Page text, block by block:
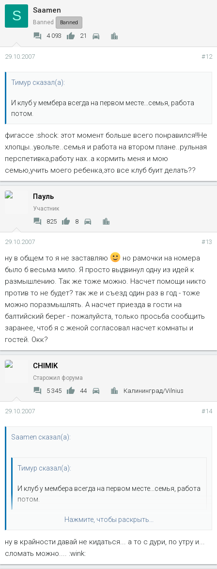
S Saamen
Banned Banned
4 093 21
29.10.2007 #12
Тимур сказал(а):
И клуб у мембера всегда на первом месте...семья, работа
потом.
фигассе :shock: этот момент больше всего понравился!!Не
хлопцы..увольте..семья и работа на втором плане..рульная
перспетивка,работу нах..а кормить меня и мою
семью,учить моего ребенка,это все клуб буит делать??
Пауль
Участник
825 8
29.10.2007 #13
ну в общем то я не заставляю
но рамочки на номера
было б весьма мило. Я просто выдвинул одну из идей к
размышлению. Так же тоже можно. Насчет помощи никто
против то не будет? так же и съезд один раз в год - тоже
можно поразмышлять. А насчет приезда в гости на
балтийский берег - пожалуйста, только просьба сообщить
заранее, чтоб я с женой согласовал насчет комнаты и
гостей. Окк?
CHIMIK
Старожил форума
5 345 44 Калининград/Vilnius
29.10.2007 #14
Saamen сказал(а):
Тимур сказал(а):
И клуб у мембера всегда на первом месте...семья, работа
потом.
Нажмите, чтобы раскрыть...
фигассе :shock: этот момент больше всего понравился!!Не
перспетивка,работу нах..а кормить меня и мою семью,учить
моего ребенка,это все клуб буит делать??
Нажмите, чтобы раскрыть...
ну в крайности давай не кидаться... а то с дури, по утру и...
сломать можно.... :wink: